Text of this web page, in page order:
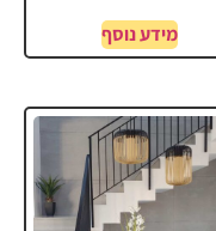
מידע נוסף